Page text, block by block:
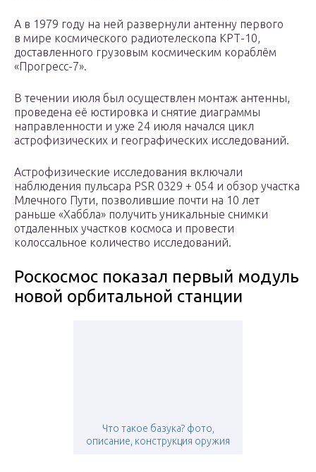
А в 1979 году на ней развернули антенну первого
в мире космического радиотелескопа КРТ-10,
доставленного грузовым космическим кораблём
«Прогресс-7».
В течении июля был осуществлен монтаж антенны,
проведена её юстировка и снятие диаграммы
направленности и уже 24 июля начался цикл
астрофизических и географических исследований.
Астрофизические исследования включали
наблюдения пульсара PSR 0329 + 054 и обзор участка
Млечного Пути, позволившие почти на 10 лет
раньше «Хаббла» получить уникальные снимки
отдаленных участков космоса и провести
колоссальное количество исследований.
Роскосмос показал первый модуль
новой орбитальной станции
Что такое базука? фото,
описание, конструкция оружия